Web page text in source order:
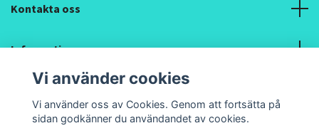
Kontakta oss
Information
Sociala medier
Vi använder cookies
Vi använder oss av Cookies. Genom att fortsätta på
sidan godkänner du användandet av cookies.